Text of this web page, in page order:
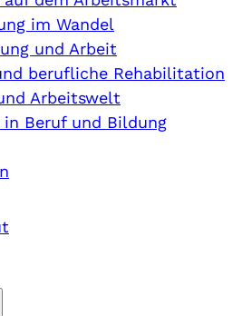
im Wandel
und Arbeit
berufliche Rehabilitation
Arbeitswelt
in Beruf und Bildung